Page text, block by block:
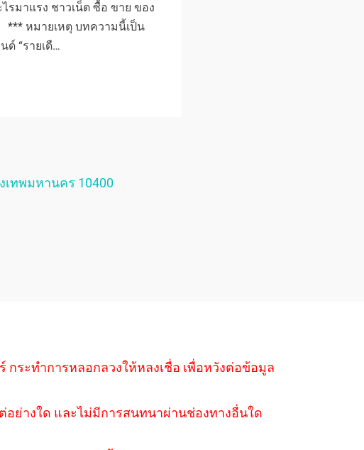
รมาแรง ชาวเน็ต ซื้อ ขาย ของ
*** หมายเหตุ บทความนี้เป็น
ด์ “รายเดื…
เทพมหานคร 10400
ระทำการหลอกลวงให้หลงเชื่อ เพื่อหวังต่อข้อมูล
อย่างใด และไม่มีการสนทนาผ่านช่องทางอื่นใด